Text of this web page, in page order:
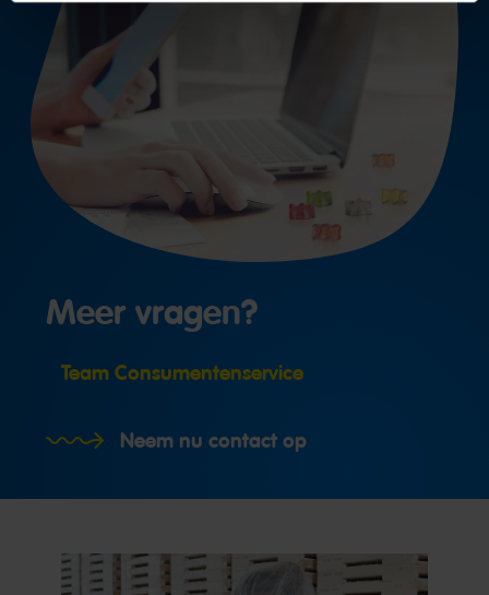
Meer vragen?
Team Consumentenservice
Neem nu contact op